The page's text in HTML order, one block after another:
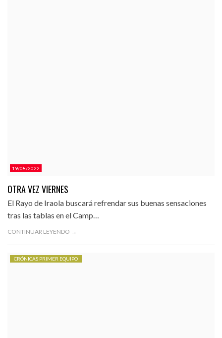
19/08/2022
OTRA VEZ VIERNES
El Rayo de Iraola buscará refrendar sus buenas sensaciones
tras las tablas en el Camp…
CONTINUAR LEYENDO →
CRÓNICAS PRIMER EQUIPO